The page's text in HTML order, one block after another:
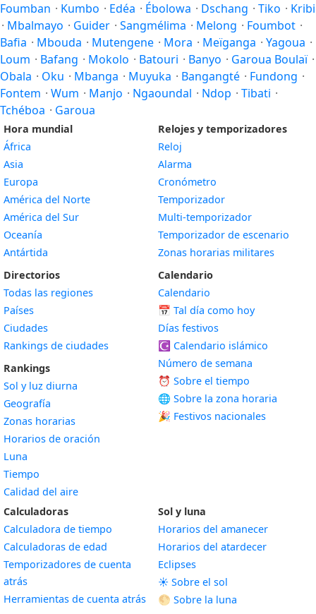
Foumban · Kumbo · Edéa · Ébolowa · Dschang · Tiko · Kribi
· Mbalmayo · Guider · Sangmélima · Melong · Foumbot ·
Bafia · Mbouda · Mutengene · Mora · Meïganga · Yagoua ·
Loum · Bafang · Mokolo · Batouri · Banyo · Garoua Boulaï ·
Obala · Oku · Mbanga · Muyuka · Bangangté · Fundong ·
Fontem · Wum · Manjo · Ngaoundal · Ndop · Tibati ·
Tchéboa · Garoua
Hora mundial
África
Asia
Europa
América del Norte
América del Sur
Oceanía
Antártida
Directorios
Todas las regiones
Países
Ciudades
Rankings de ciudades
Rankings
Sol y luz diurna
Geografía
Zonas horarias
Horarios de oración
Luna
Tiempo
Calidad del aire
Relojes y temporizadores
Reloj
Alarma
Cronómetro
Temporizador
Multi-temporizador
Temporizador de escenario
Zonas horarias militares
Calendario
Calendario
📅 Tal día como hoy
Días festivos
☪️ Calendario islámico
Número de semana
⏰ Sobre el tiempo
🌐 Sobre la zona horaria
🎉 Festivos nacionales
Calculadoras
Calculadora de tiempo
Calculadoras de edad
Temporizadores de cuenta
atrás
Herramientas de cuenta atrás
Sol y luna
Horarios del amanecer
Horarios del atardecer
Eclipses
☀️ Sobre el sol
🌕 Sobre la luna